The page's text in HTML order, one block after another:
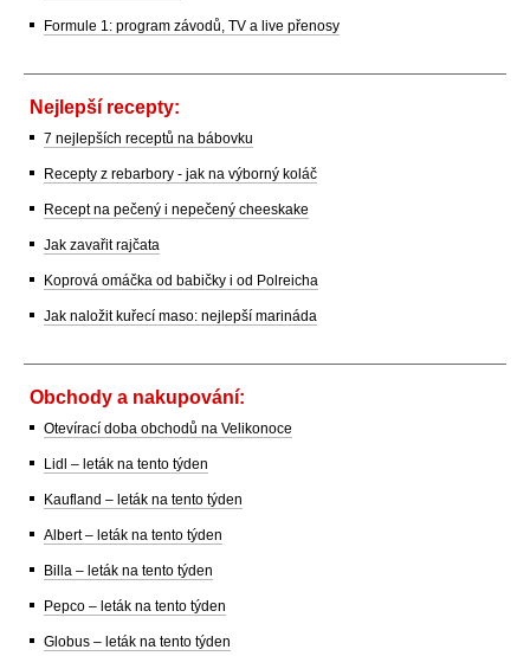
Formule 1: program závodů, TV a live přenosy
Nejlepší recepty:
7 nejlepších receptů na bábovku
Recepty z rebarbory - jak na výborný koláč
Recept na pečený i nepečený cheeskake
Jak zavařit rajčata
Koprová omáčka od babičky i od Polreicha
Jak naložit kuřecí maso: nejlepší marináda
Obchody a nakupování:
Otevírací doba obchodů na Velikonoce
Lidl – leták na tento týden
Kaufland – leták na tento týden
Albert – leták na tento týden
Billa – leták na tento týden
Pepco – leták na tento týden
Globus – leták na tento týden